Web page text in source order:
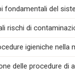
fondamentali del
rischi di
igieniche nella
delle procedure